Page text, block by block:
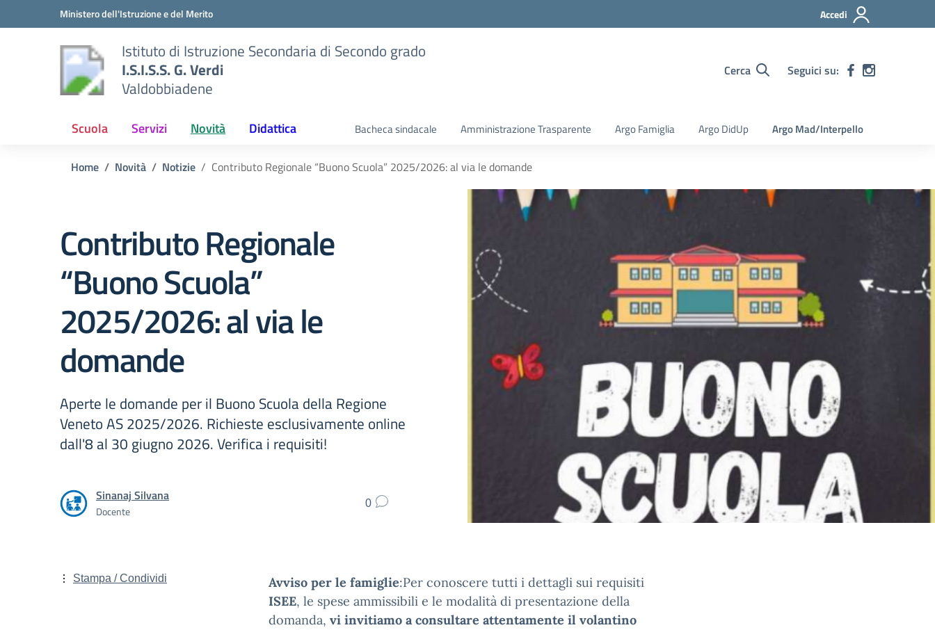
Ministero dell'Istruzione e del Merito Accedi
Istituto di Istruzione Secondaria di Secondo grado
I.S.I.S.S. G. Verdi
Valdobbiadene
Cerca Seguici su:
Scuola Servizi Novità Didattica Bacheca sindacale Amministrazione Trasparente Argo Famiglia Argo DidUp Argo Mad/Interpello
Home Novità Notizie Contributo Regionale “Buono Scuola” 2025/2026: al via le domande
Contributo Regionale
“Buono Scuola”
2025/2026: al via le
domande
Aperte le domande per il Buono Scuola della Regione
Veneto AS 2025/2026. Richieste esclusivamente online
dall'8 al 30 giugno 2026. Verifica i requisiti!
Sinanaj Silvana
Docente
0
Avviso per le famiglie:Per conoscere tutti i dettagli sui requisiti
ISEE, le spese ammissibili e le modalità di presentazione della
domanda, vi invitiamo a consultare attentamente il volantino
Stampa / Condividi